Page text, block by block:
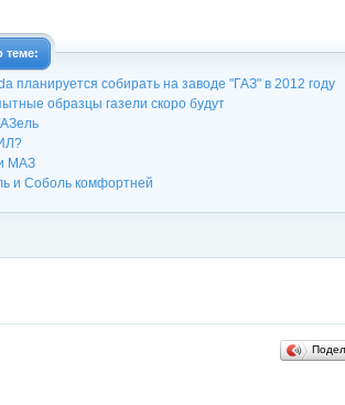
теме:
планируется собирать на заводе "ГАЗ" в 2012 году
образцы газели скоро будут
МАЗ
и Соболь комфортней